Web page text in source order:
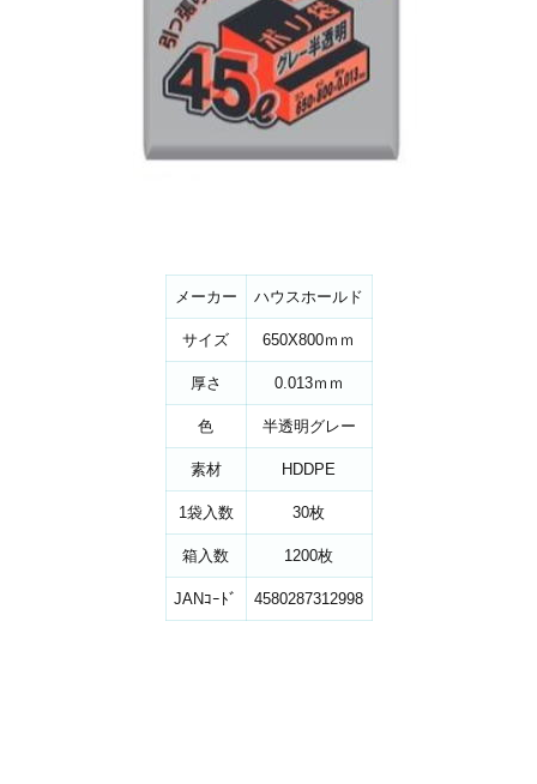
メーカー ハウスホールド
サイズ 650X800ｍｍ
厚さ 0.013ｍｍ
色 半透明グレー
素材 HDDPE
1袋入数 30枚
箱入数 1200枚
JANｺｰﾄﾞ 4580287312998